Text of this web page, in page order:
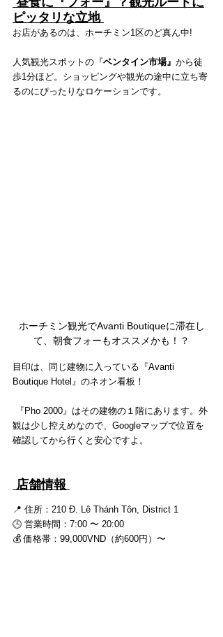
ピッタリな立地
お店があるのは、ホーチミン1区のど真ん中!
人気観光スポットの『ベンタイン市場』 から徒
歩1分ほど。ショッピングや観光の途中に立ち寄
るのにぴったりなロケーションです。
ホーチミン観光でAvanti Boutiqueに滞在し
て、朝食フォーもオススメかも！？
目印は、同じ建物に入っている『Avanti
Boutique Hotel』のネオン看板！
観は少し控えめなので、Googleマップで位置を
確認してから行くと安心ですよ。
店舗情報
📍 住所：210 Đ. Lê Thánh Tôn, District 1
🕒 営業時間：7:00 〜 20:00
💰 価格帯：99,000VND（約600円）〜